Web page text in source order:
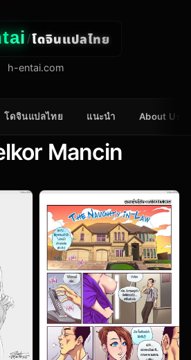
/โดจินแปลไทย
h-entai.com
โดจินแปลไทย แนะนำ About Us
Mancin